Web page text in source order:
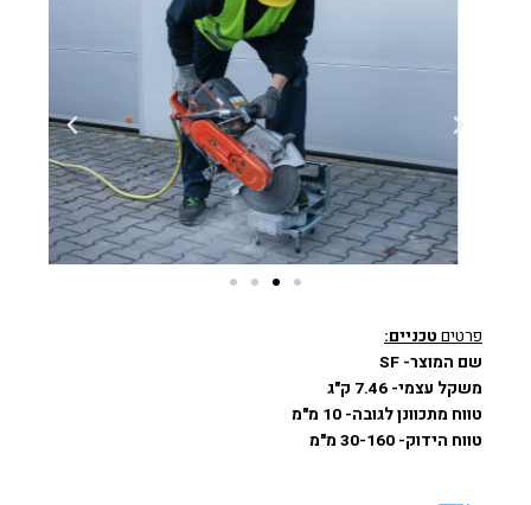
פרטים טכניים:
שם המוצר- SF
משקל עצמי- 7.46 ק"ג
טווח מתכוונן לגובה- 10 מ"מ
טווח הידוק- 30-160 מ"מ